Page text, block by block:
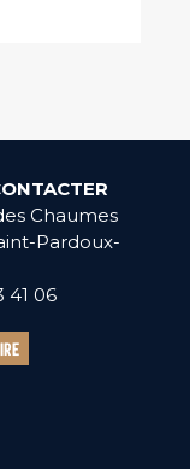
Chaumes
Pardoux-
41 06